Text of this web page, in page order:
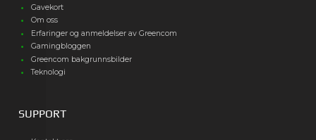
Gavekort
Om oss
Erfaringer og anmeldelser av Greencom
Gamingbloggen
Greencom bakgrunnsbilder
Teknologi
SUPPORT